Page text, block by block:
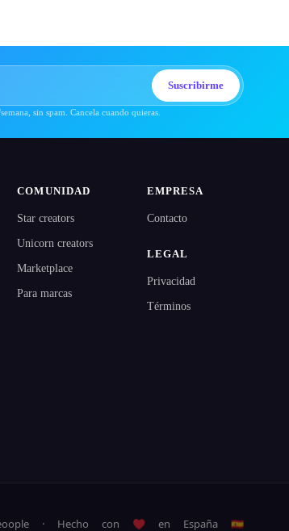
Suscribirme
sin spam. Cancela cuando quieras.
COMUNIDAD
Star creators
Unicorn creators
Marketplace
Para marcas
EMPRESA
Contacto
LEGAL
Privacidad
Términos
· Hecho con ♥ en España 🇪🇸